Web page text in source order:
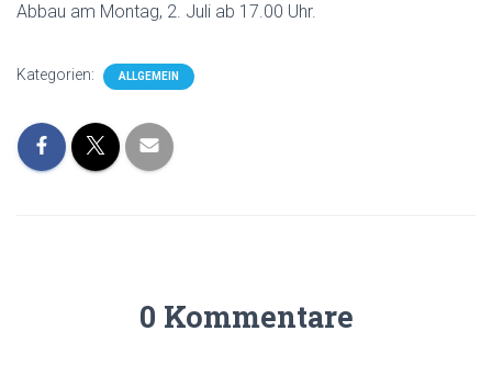
Abbau am Montag, 2. Juli ab 17.00 Uhr.
Kategorien: ALLGEMEIN
0 Kommentare